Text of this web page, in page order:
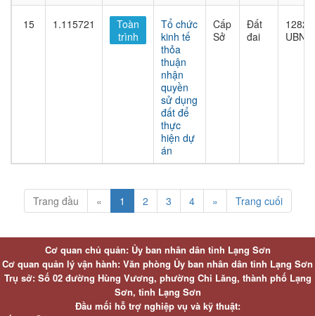
15 1.115721
Toàn
trình
Tổ chức
kinh tế
thỏa
thuận
nhận
quyền
sử dụng
đất để
thực
hiện dự
án
Cấp
Sở
Đất
đai
1282/
UBND
Trang đầu « 1 2 3 4 » Trang cuối
Cơ quan chủ quản: Ủy ban nhân dân tỉnh Lạng Sơn
Cơ quan quản lý vận hành: Văn phòng Ủy ban nhân dân tỉnh Lạng Sơn
Trụ sở: Số 02 đường Hùng Vương, phường Chi Lăng, thành phố Lạng
Sơn, tỉnh Lạng Sơn
Đầu mối hỗ trợ nghiệp vụ và kỹ thuật: